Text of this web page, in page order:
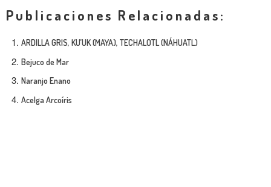
LANDUUM
Publicaciones Relacionadas:
ARDILLA GRIS, KU’UK (MAYA), TECHALOTL (NÁHUATL)
Bejuco de Mar
Naranjo Enano
Acelga Arcoíris